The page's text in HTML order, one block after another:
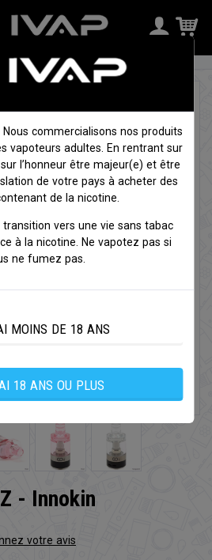
Clearomiseurs Go Z - Innokin
- Innokin
votre avis
Nous commercialisons nos produits
vapoteurs adultes. En rentrant sur
l’honneur être majeur(e) et être
de votre pays à acheter des
de la nicotine.
vers une vie sans tabac
à la nicotine. Ne vapotez pas si
ne fumez pas.
MOINS DE 18 ANS
18 ANS OU PLUS